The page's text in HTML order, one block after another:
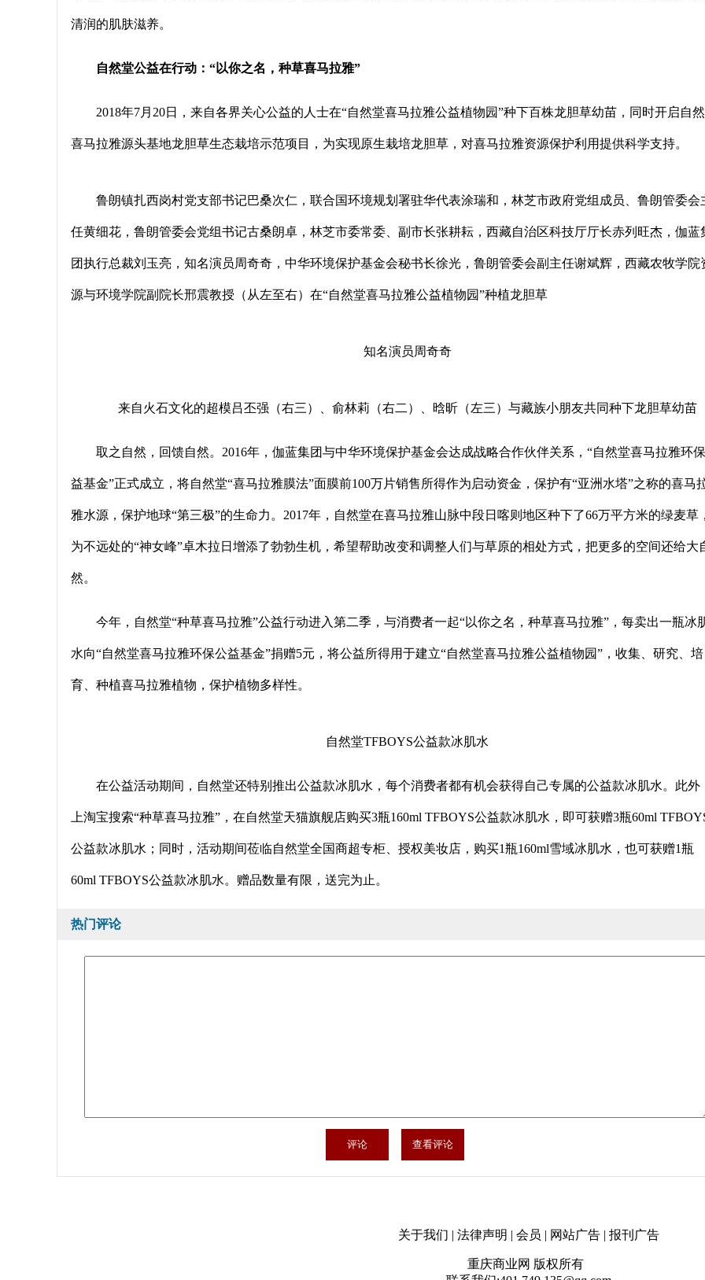
清润的肌肤滋养。
自然堂公益在行动：“以你之名，种草喜马拉雅”
2018年7月20日，来自各界关心公益的人士在“自然堂喜马拉雅公益植物园”种下百株龙胆草幼苗，同时开启自
喜马拉雅源头基地龙胆草生态栽培示范项目，为实现原生栽培龙胆草，对喜马拉雅资源保护利用提供科学支持。
鲁朗镇扎西岗村党支部书记巴桑次仁，联合国环境规划署驻华代表涂瑞和，林芝市政府党组成员、鲁朗管委会
任黄细花，鲁朗管委会党组书记古桑朗卓，林芝市委常委、副市长张耕耘，西藏自治区科技厅厅长赤列旺杰，伽蓝
团执行总裁刘玉亮，知名演员周奇奇，中华环境保护基金会秘书长徐光，鲁朗管委会副主任谢斌辉，西藏农牧学院
源与环境学院副院长邢震教授（从左至右）在“自然堂喜马拉雅公益植物园”种植龙胆草
知名演员周奇奇
来自火石文化的超模吕丕强（右三）、俞林莉（右二）、晗昕（左三）与藏族小朋友共同种下龙胆草幼苗
取之自然，回馈自然。2016年，伽蓝集团与中华环境保护基金会达成战略合作伙伴关系，“自然堂喜马拉雅环
益基金”正式成立，将自然堂“喜马拉雅膜法”面膜前100万片销售所得作为启动资金，保护有“亚洲水塔”之称的喜马
雅水源，保护地球“第三极”的生命力。2017年，自然堂在喜马拉雅山脉中段日喀则地区种下了66万平方米的绿麦草，
为不远处的“神女峰”卓木拉日增添了勃勃生机，希望帮助改变和调整人们与草原的相处方式，把更多的空间还给大
然。
今年，自然堂“种草喜马拉雅”公益行动进入第二季，与消费者一起“以你之名，种草喜马拉雅”，每卖出一瓶冰
水向“自然堂喜马拉雅环保公益基金”捐赠5元，将公益所得用于建立“自然堂喜马拉雅公益植物园”，收集、研究、培
育、种植喜马拉雅植物，保护植物多样性。
自然堂TFBOYS公益款冰肌水
在公益活动期间，自然堂还特别推出公益款冰肌水，每个消费者都有机会获得自己专属的公益款冰肌水。此外
上淘宝搜索“种草喜马拉雅”，在自然堂天猫旗舰店购买3瓶160ml TFBOYS公益款冰肌水，即可获赠3瓶60ml
公益款冰肌水；同时，活动期间莅临自然堂全国商超专柜、授权美妆店，购买1瓶160ml雪域冰肌水，也可获赠1瓶
60ml TFBOYS公益款冰肌水。赠品数量有限，送完为止。
热门评论
关于我们 | 法律声明 | 会员 | 网站广告 | 报刊广告
重庆商业网 版权所有